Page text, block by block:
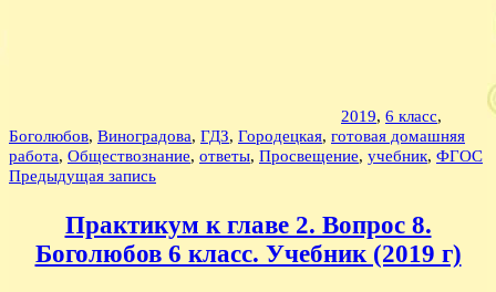
2019, 6 класс,
Боголюбов, Виноградова, ГДЗ, Городецкая, готовая домашняя
работа, Обществознание, ответы, Просвещение, учебник, ФГОС
Навигация
записям
Предыдущая запись
Практикум к главе 2. Вопрос 8.
Боголюбов 6 класс. Учебник (2019 г)